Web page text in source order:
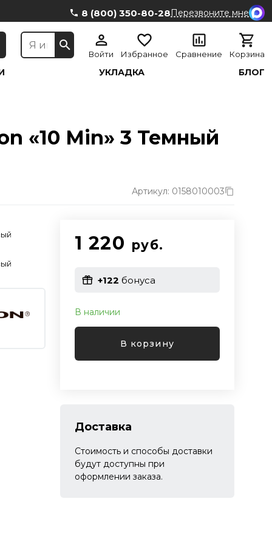
8 (800) 350-80-28Перезвоните мне
Войти Избранное Сравнение Корзина
УКЛАДКА БЛОГ
«10 Min» 3 Темный
Артикул: 0158010003
1 220 руб.
+122 бонуса
В наличии
В корзину
Доставка
Стоимость и способы доставки
будут доступны при
оформлении заказа.